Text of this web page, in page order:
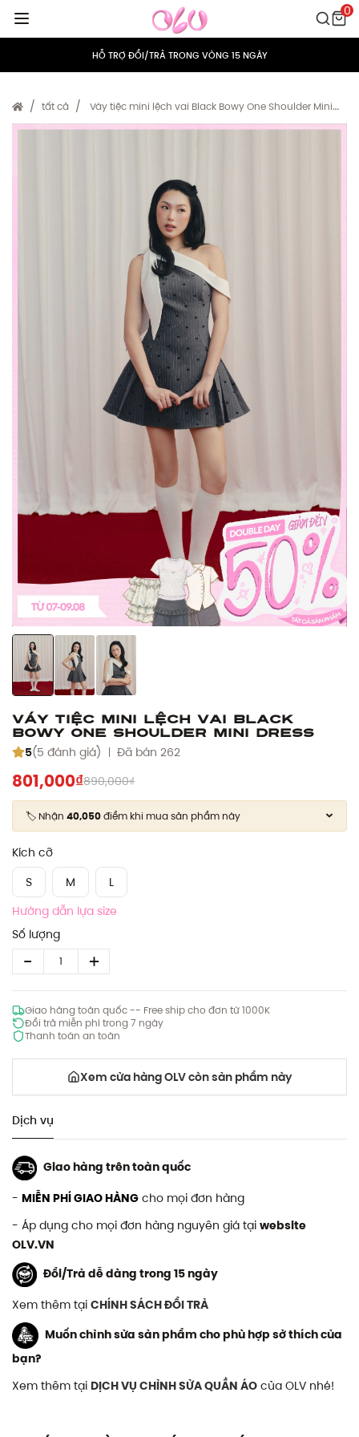
0
MIỄN PHÍ VẬN CHUYỂN CHO MỌI ĐƠN HÀNG
HỖ TRỢ ĐỔI/TRẢ TRONG VÒNG 15 NGÀY
MIỄN PHÍ VẬN CHUYỂN CHO MỌI ĐƠN HÀNG
TÍCH ĐIỂM 5% CHO MỌI ĐƠN HÀNG
tất cả
Váy tiệc mini lệch vai Black Bowy One Shoulder Mini
Dress
Váy tiệc mini lệch vai Black
Bowy One Shoulder Mini Dress
5(5 đánh giá) Đã bán 262
801,000₫890,000₫
🏷️ Nhận 40,050điểm khi mua sản phẩm này
Kích cỡ
S
M
L
Hướng dẫn lựa size
Số lượng
Giao hàng toàn quốc -- Free ship cho đơn từ 1000K
Đổi trả miễn phí trong 7 ngày
Thanh toán an toàn
Xem cửa hàng OLV còn sản phẩm này
Dịch vụ
Giao hàng trên toàn quốc
- MIỄN PHÍ GIAO HÀNG cho mọi đơn hàng
- Áp dụng cho mọi đơn hàng nguyên giá tại website
OLV.VN
Đổi/Trả dễ dàng trong 15 ngày
Xem thêm tại CHÍNH SÁCH ĐỔI TRẢ
Muốn chỉnh sửa sản phẩm cho phù hợp sở thích của
bạn?
Xem thêm tại DỊCH VỤ CHỈNH SỬA QUẦN ÁO của OLV nhé!